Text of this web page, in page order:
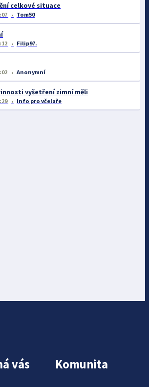
celkové situace
Tom50
Filip97.
Anonymní
vyšetření zimní měli
Info pro včelaře
vás Komunita